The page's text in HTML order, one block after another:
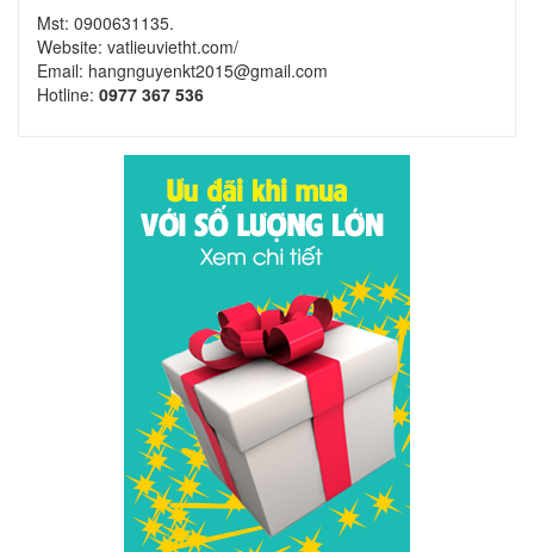
Mst: 0900631135.
Website: vatlieuvietht.com/
Email: hangnguyenkt2015@gmail.com
Hotline: 0977 367 536